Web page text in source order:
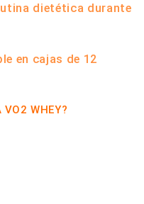
dietética durante
en cajas de 12
VO2 WHEY?